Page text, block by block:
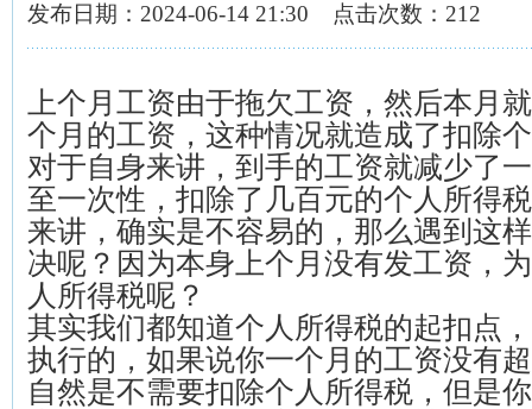
发布日期：2024-06-14 21:30 点击次数：212
上个月工资由于拖欠工资，然后本月
个月的工资，这种情况就造成了扣除
对于自身来讲，到手的工资就减少了
至一次性，扣除了几百元的个人所得
来讲，确实是不容易的，那么遇到这
决呢？因为本身上个月没有发工资，
人所得税呢？
其实我们都知道个人所得税的起扣点
执行的，如果说你一个月的工资没有
自然是不需要扣除个人所得税，但是